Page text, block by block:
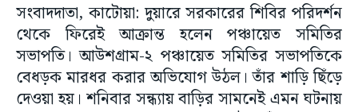
সংবাদদাতা, কাটোয়া: দুয়ারে সরকারের শিবির পরিদর্শন
থেকে ফিরেই আক্রান্ত হলেন পঞ্চায়েত সমিতির
সভাপতি। আউশগ্রাম-২ পঞ্চায়েত সমিতির সভাপতিকে
বেধড়ক মারধর করার অভিযোগ উঠল। তাঁর শাড়ি ছিঁড়ে
দেওয়া হয়। শনিবার সন্ধ্যায় বাড়ির সামনেই এমন ঘটনায়